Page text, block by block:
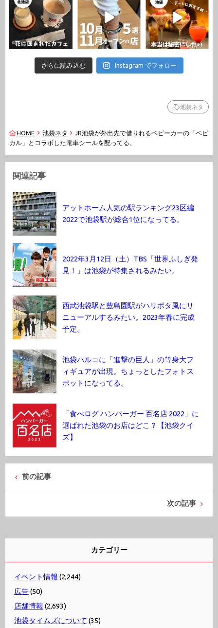
さらに読み込む Instagram でフォロー
池袋ネタ
HOME 池袋ネタ
JR池袋が外出先で借りれるベビーカーの「ベビ
カル」とコラボした電車シールを配ってる。
関連記事
アットホーム人気の駅ランキング23区編
2022で池袋駅が総合1位になってる。
2022年3月12日（土）TBS「世界ふしぎ発
見！」は池袋が特集されるみたい。
西武池袋駅と豊島園駅がハリポタ風にリ
ニューアルするみたい。2023年春に完成
予定。
池袋パルコに「進撃の巨人」の等身大フ
ィギュアが出現。ちょっとしたフォトス
ポットになってる。
「食べログ ハンバーガー 百名店 2022」に
選ばれた池袋のお店はどこ？【池袋クイ
ズ】
前の記事
次の記事
カテゴリー
イベント情報 (2,244)
広告(50)
店舗情報 (2,693)
池袋タイムズについて (35)